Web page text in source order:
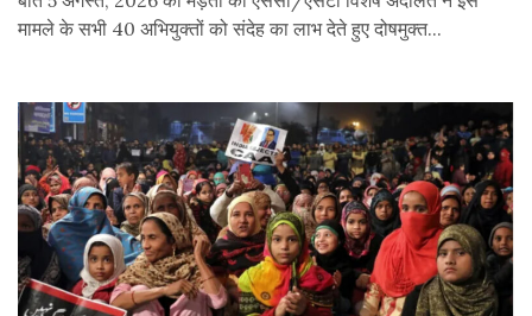
मामले के सभी 40 अभियुक्तों को संदेह का लाभ देते हुए दोषमुक्त...